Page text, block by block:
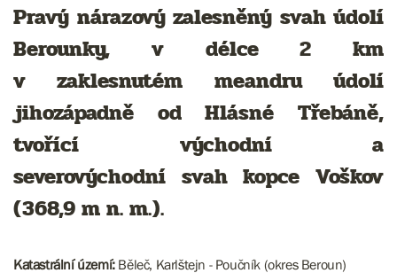
Pravý nárazový zalesněný svah údolí
Berounky, v délce 2 km
v zaklesnutém meandru údolí
jihozápadně od Hlásné Třebáně,
tvořící východní a
severovýchodní svah kopce Voškov
(368,9 m n. m.).
Katastrální území:Běleč, Karlštejn - Poučník (okres Beroun)